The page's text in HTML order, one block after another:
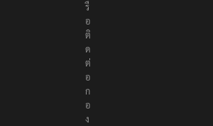
ห
รื
อ
ติ
ด
ต่
อ
ก
อ